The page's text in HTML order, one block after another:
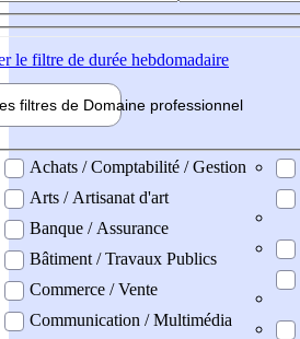
le filtre de durée hebdomadaire
filtres de Domaine professionnel
professionel
Achats / Comptabilité / Gestion
Arts / Artisanat d'art
Banque / Assurance
Bâtiment / Travaux Publics
Commerce / Vente
Communication / Multimédia